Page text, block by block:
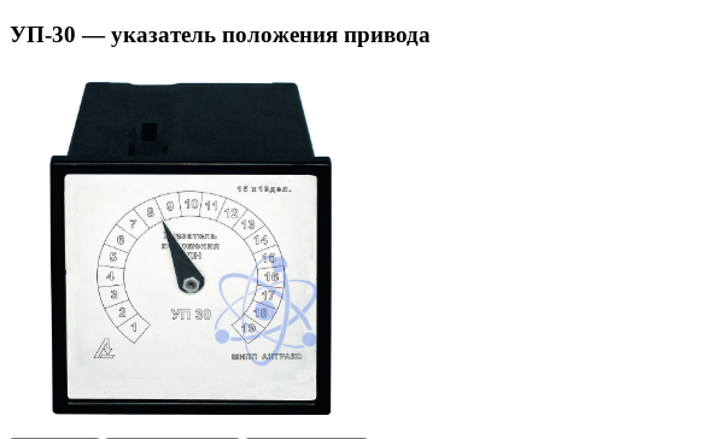
УП-30 — указатель положения привода